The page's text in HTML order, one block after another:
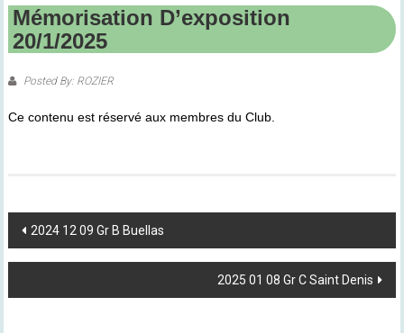
Mémorisation D’exposition
20/1/2025
Posted By: ROZIER
Ce contenu est réservé aux membres du Club.
Post
Navigation
2024 12 09 Gr B Buellas
2025 01 08 Gr C Saint Denis